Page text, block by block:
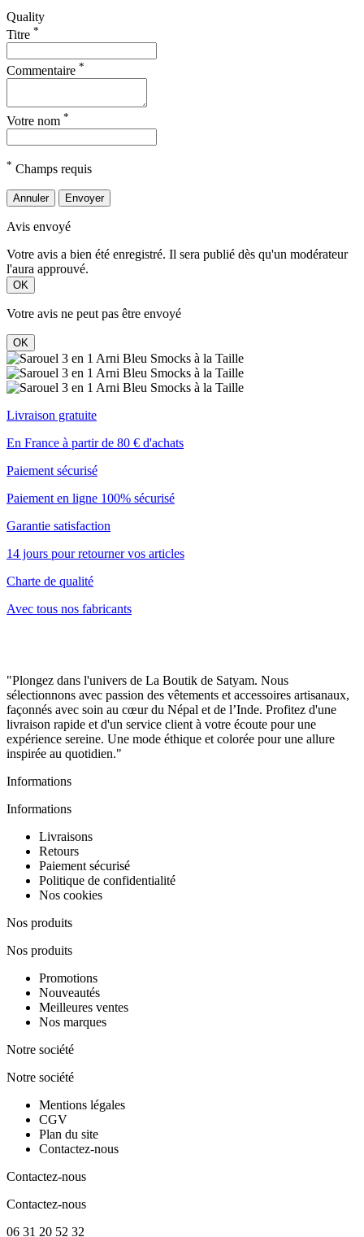
Quality
Titre *
Commentaire *
Votre nom *
* Champs requis
Annuler Envoyer
Avis envoyé
Votre avis a bien été enregistré. Il sera publié dès qu'un modérateur
l'aura approuvé.
OK
Votre avis ne peut pas être envoyé
OK
Livraison gratuite
En France à partir de 80 € d'achats
Paiement sécurisé
Paiement en ligne 100% sécurisé
Garantie satisfaction
14 jours pour retourner vos articles
Charte de qualité
Avec tous nos fabricants
"Plongez dans l'univers de La Boutik de Satyam. Nous
sélectionnons avec passion des vêtements et accessoires artisanaux,
façonnés avec soin au cœur du Népal et de l’Inde. Profitez d'une
livraison rapide et d'un service client à votre écoute pour une
expérience sereine. Une mode éthique et colorée pour une allure
inspirée au quotidien."
Informations
Informations
Livraisons
Retours
Paiement sécurisé
Politique de confidentialité
Nos cookies
Nos produits
Nos produits
Promotions
Nouveautés
Meilleures ventes
Nos marques
Notre société
Notre société
Mentions légales
CGV
Plan du site
Contactez-nous
Contactez-nous
Contactez-nous
06 31 20 52 32